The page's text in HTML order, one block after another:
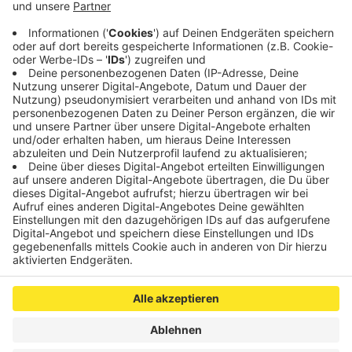
geleistet. Die brachten das Mädchen dann mit
schweren, aber nicht lebensgefährlichen
Verletzungen in ein Krankenhaus.
Veröffentlicht: Montag, 25.04.2022 06:41
Anzeige
Anzeige